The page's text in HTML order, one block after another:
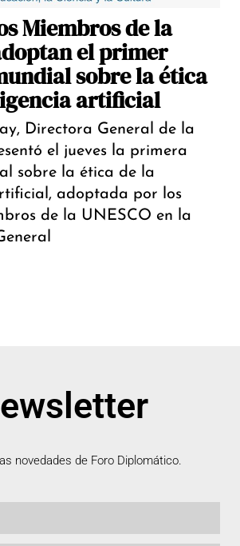
Miembros de la
el primer
sobre la ética
artificial
Directora General de la
el jueves la primera
sobre la ética de la
adoptada por los
de la UNESCO en la
novedades de Foro Diplomático.